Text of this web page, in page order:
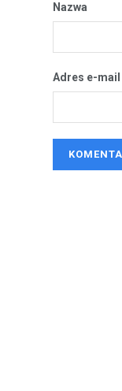
Nazwa
Adres e-mail